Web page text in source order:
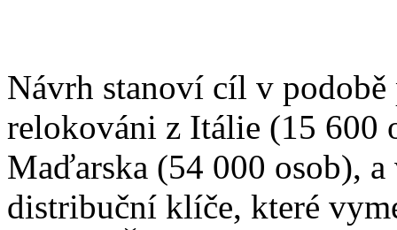
Návrh stanoví cíl v
relokováni z Itálie (15 600
Maďarska (54 000 osob),
distribuční klíče, které